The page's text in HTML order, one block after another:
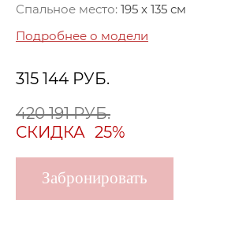
Спальное место: 195 x 135 см
Подробнее о модели
315 144 РУБ.
420 191 РУБ.
СКИДКА 25%
Забронировать